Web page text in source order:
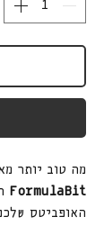
מה טוב יותר
FormulaBit
האופביטס